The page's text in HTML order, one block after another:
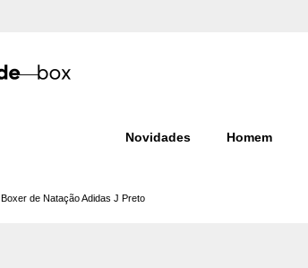
Novidades Homem
Boxer de Natação Adidas J Preto